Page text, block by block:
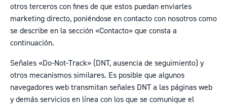
otros terceros con fines de que estos puedan enviarles
marketing directo, poniéndose en contacto con nosotros como
se describe en la sección «Contacto» que consta a
continuación.
Señales «Do-Not-Track» (DNT, ausencia de seguimiento) y
otros mecanismos similares. Es posible que algunos
navegadores web transmitan señales DNT a las páginas web
y demás servicios en línea con los que se comunique el